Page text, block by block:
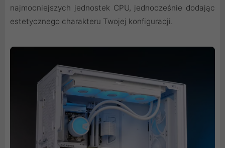
najmocniejszych jednostek CPU, jednocześnie dodając
estetycznego charakteru Twojej konfiguracji.